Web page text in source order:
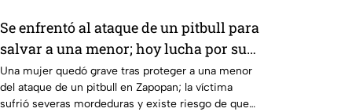
Se enfrentó al ataque de un pitbull para
salvar a una menor; hoy lucha por su
vida en Zapopan
Una mujer quedó grave tras proteger a una menor
del ataque de un pitbull en Zapopan; la víctima
sufrió severas mordeduras y existe riesgo de que